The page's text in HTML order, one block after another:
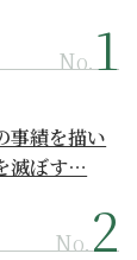
No.
事績を描い
滅ぼす…
No.